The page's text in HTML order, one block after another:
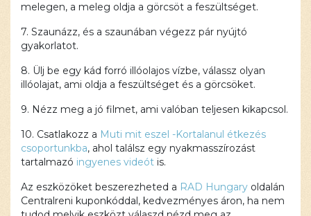
melegen, a meleg oldja a görcsöt a feszültséget.
7. Szaunázz, és a szaunában végezz pár nyújtó
gyakorlatot.
8. Ülj be egy kád forró illóolajos vízbe, válassz olyan
illóolajat, ami oldja a feszültséget és a görcsöket.
9. Nézz meg a jó filmet, ami valóban teljesen kikapcsol.
10. Csatlakozz a Muti mit eszel -Kortalanul étkezés
csoportunkba, ahol találsz egy nyakmasszírozást
tartalmazó ingyenes videót is.
Az eszközöket beszerezheted a RAD Hungary oldalán
Centralreni kuponkóddal, kedvezményes áron, ha nem